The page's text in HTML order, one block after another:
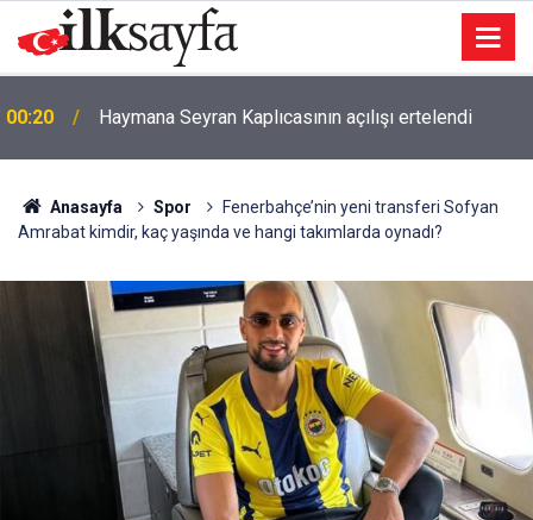
23:03 Şarkıcı Cansever hayatını kaybetti
Anasayfa Spor
Fenerbahçe’nin yeni transferi Sofyan
Amrabat kimdir, kaç yaşında ve hangi takımlarda oynadı?